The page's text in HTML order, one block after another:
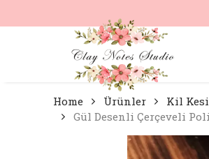
Home Ürünler
Kil
Gül Desenli Çerçeveli